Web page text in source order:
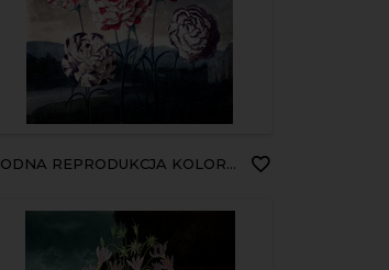
MODNA REPRODUKCJA KOLOROWE KWIATY